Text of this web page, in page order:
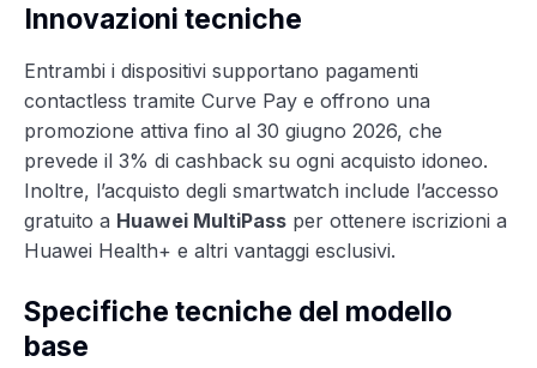
Innovazioni tecniche
Entrambi i dispositivi supportano pagamenti
contactless tramite Curve Pay e offrono una
promozione attiva fino al 30 giugno 2026, che
prevede il 3% di cashback su ogni acquisto idoneo.
Inoltre, l’acquisto degli smartwatch include l’accesso
gratuito a Huawei MultiPass per ottenere iscrizioni a
Huawei Health+ e altri vantaggi esclusivi.
Specifiche tecniche del modello
base